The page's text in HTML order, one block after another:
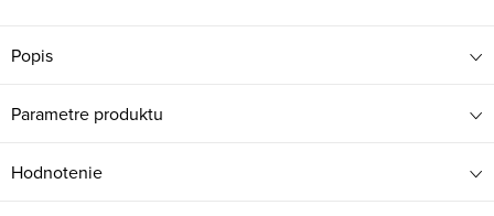
Popis
Parametre produktu
Hodnotenie